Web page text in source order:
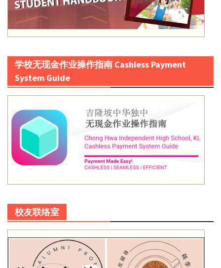
学校无现金作业操作指南 Cashless Payment
System Guide
校友联络室